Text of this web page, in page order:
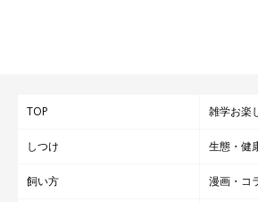
TOP 雑学お楽
しつけ 生態・健
飼い方 漫画・コ